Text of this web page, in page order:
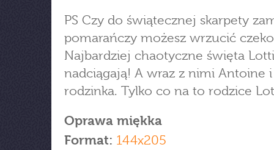
PS Czy do świątecznej skarpety
pomarańczy możesz wrzucić
Najbardziej chaotyczne święta
nadciągają! A wraz z nimi Antoine
rodzinka. Tylko co na to rodzice
Oprawa miękka
Format: 144x205